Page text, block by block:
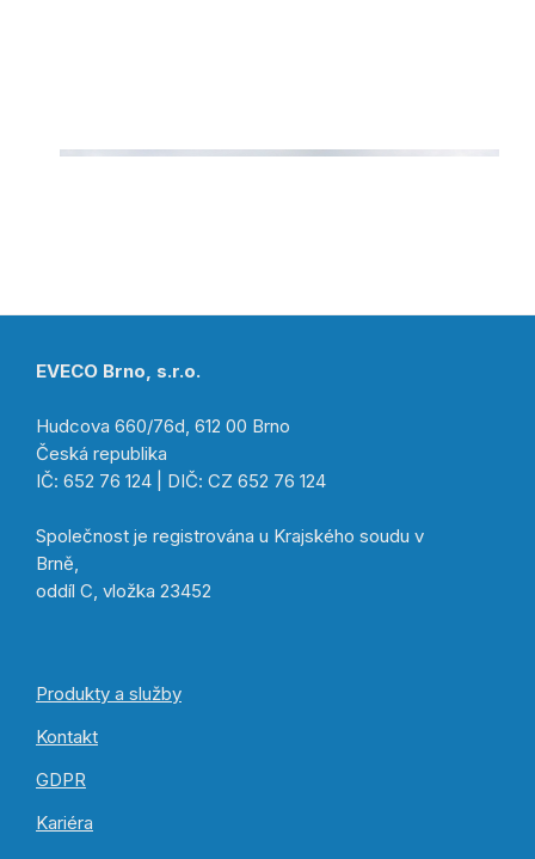
EVECO Brno, s.r.o.
Hudcova 660/76d, 612 00 Brno
Česká republika
IČ: 652 76 124 | DIČ: CZ 652 76 124
Společnost je registrována u Krajského soudu v
Brně,
oddíl C, vložka 23452
Produkty a služby
Kontakt
GDPR
Kariéra